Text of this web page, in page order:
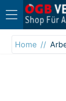
Direkt zum Inhalt
Home